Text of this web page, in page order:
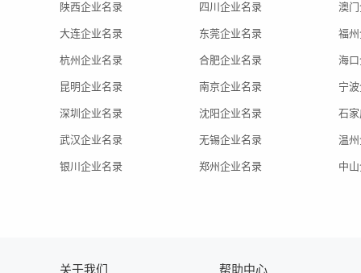
陕西企业名录 四川企业名录 澳
大连企业名录 东莞企业名录 福
杭州企业名录 合肥企业名录 海
昆明企业名录 南京企业名录 宁
深圳企业名录 沈阳企业名录 石
武汉企业名录 无锡企业名录 温
银川企业名录 郑州企业名录 中
关于我们 帮助中心